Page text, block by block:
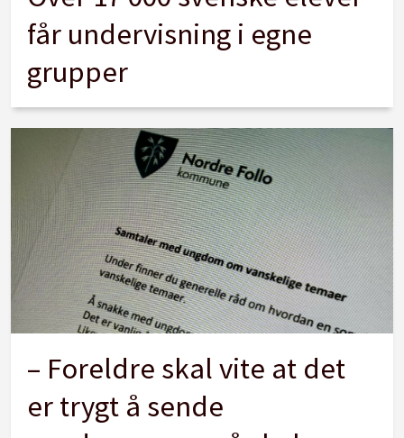
får undervisning i egne
grupper
– Foreldre skal vite at det
er trygt å sende